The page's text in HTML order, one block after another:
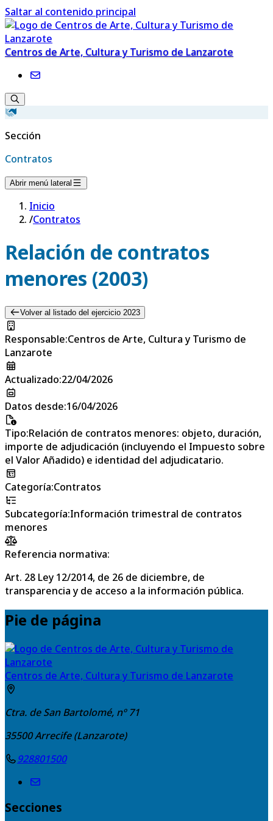
Saltar al contenido principal
Centros de Arte, Cultura y Turismo de Lanzarote
Sección
Contratos
Abrir menú lateral
Inicio
/Contratos
Relación de contratos
menores (2003)
Volver al listado del ejercicio 2023
Responsable:Centros de Arte, Cultura y Turismo de
Lanzarote
Actualizado:22/04/2026
Datos desde:16/04/2026
Tipo:Relación de contratos menores: objeto, duración,
importe de adjudicación (incluyendo el Impuesto sobre
el Valor Añadido) e identidad del adjudicatario.
Categoría:Contratos
Subcategoría:Información trimestral de contratos
menores
Referencia normativa:
Art. 28 Ley 12/2014, de 26 de diciembre, de
transparencia y de acceso a la información pública.
Pie de página
Centros de Arte, Cultura y Turismo de Lanzarote
Ctra. de San Bartolomé, nº 71
35500Arrecife (Lanzarote)
928801500
Secciones